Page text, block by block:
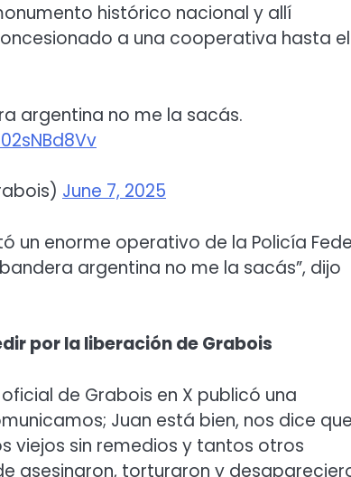
histórico nacional y allí
a una cooperativa hasta el
argentina no me la sacás.
June 7, 2025
un enorme operativo de la Policía
argentina no me la sacás”, dijo
por la liberación de Grabois
de Grabois en X publicó una
Juan está bien, nos dice
viejos sin remedios y tantos otros
asesinaron, torturaron y